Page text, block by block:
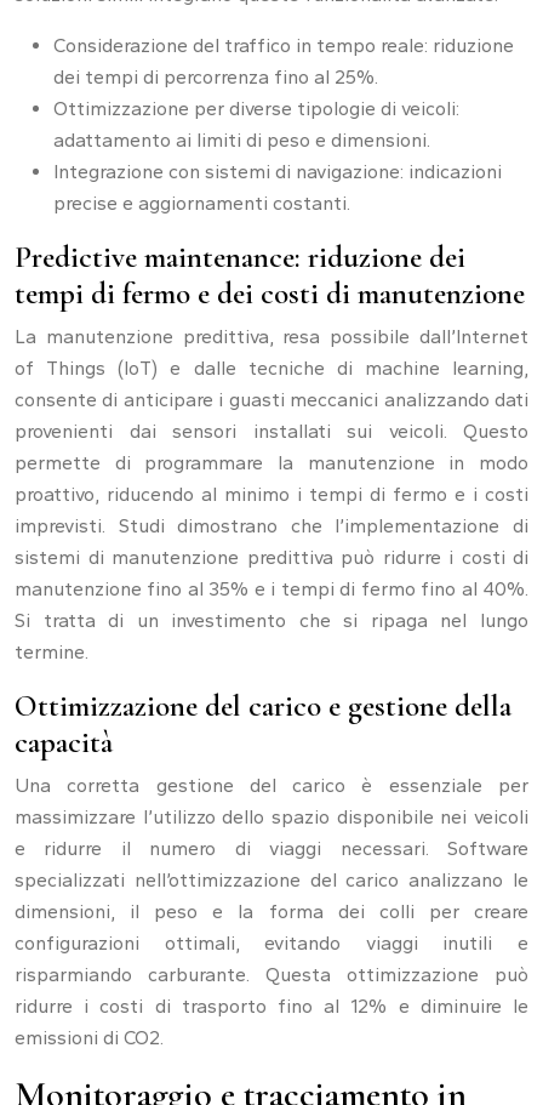
Considerazione del traffico in tempo reale: riduzione
dei tempi di percorrenza fino al 25%.
Ottimizzazione per diverse tipologie di veicoli:
adattamento ai limiti di peso e dimensioni.
Integrazione con sistemi di navigazione: indicazioni
precise e aggiornamenti costanti.
Predictive maintenance: riduzione dei
tempi di fermo e dei costi di manutenzione
La manutenzione predittiva, resa possibile dall’Internet
of Things (IoT) e dalle tecniche di machine learning,
consente di anticipare i guasti meccanici analizzando dati
provenienti dai sensori installati sui veicoli. Questo
permette di programmare la manutenzione in modo
proattivo, riducendo al minimo i tempi di fermo e i costi
imprevisti. Studi dimostrano che l’implementazione di
sistemi di manutenzione predittiva può ridurre i costi di
manutenzione fino al 35% e i tempi di fermo fino al 40%.
Si tratta di un investimento che si ripaga nel lungo
termine.
Ottimizzazione del carico e gestione della
capacità
Una corretta gestione del carico è essenziale per
massimizzare l’utilizzo dello spazio disponibile nei veicoli
e ridurre il numero di viaggi necessari. Software
specializzati nell’ottimizzazione del carico analizzano le
dimensioni, il peso e la forma dei colli per creare
configurazioni ottimali, evitando viaggi inutili e
risparmiando carburante. Questa ottimizzazione può
ridurre i costi di trasporto fino al 12% e diminuire le
emissioni di CO2.
Monitoraggio e tracciamento in